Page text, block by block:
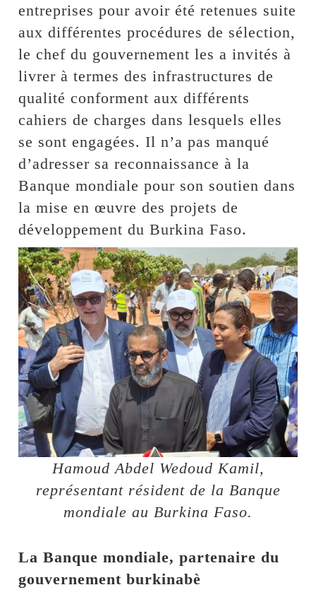
entreprises pour avoir été retenues suite
aux différentes procédures de sélection,
le chef du gouvernement les a invités à
livrer à termes des infrastructures de
qualité conforment aux différents
cahiers de charges dans lesquels elles
se sont engagées. Il n’a pas manqué
d’adresser sa reconnaissance à la
Banque mondiale pour son soutien dans
la mise en œuvre des projets de
développement du Burkina Faso.
Hamoud Abdel Wedoud Kamil,
représentant résident de la Banque
mondiale au Burkina Faso.
La Banque mondiale, partenaire du
gouvernement burkinabè